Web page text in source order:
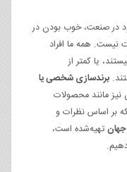
در صنعت، خوب بودن در
نیست. همه ما افراد
یا کمتر از
برندسازی شخصی یا
نیز مانند محصولات
بر اساس نظرات و
تهیه‌شده است،